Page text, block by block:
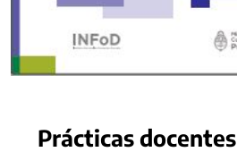
Prácticas